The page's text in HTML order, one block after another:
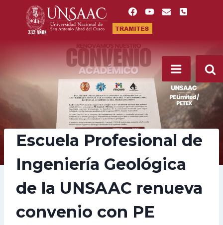
contenido
Escuela Profesional de
Ingeniería Geológica
de la UNSAAC renueva
convenio con PE